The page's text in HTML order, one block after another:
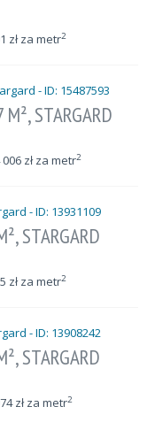
zł za metr2
STARGARD
006 zł za metr2
STARGARD
zł za metr2
STARGARD
zł za metr2